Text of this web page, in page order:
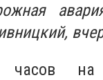
часов на